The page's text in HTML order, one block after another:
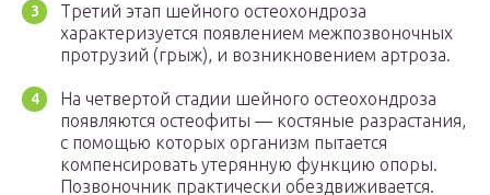
Третий этап шейного остеохондроза
характеризуется появлением межпозвоночных
протрузий (грыж), и возникновением артроза.
На четвертой стадии шейного остеохондроза
появляются остеофиты — костяные разрастания,
с помощью которых организм пытается
компенсировать утерянную функцию опоры.
Позвоночник практически обездвиживается.